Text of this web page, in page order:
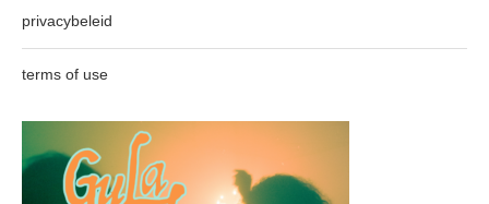
privacybeleid
terms of use